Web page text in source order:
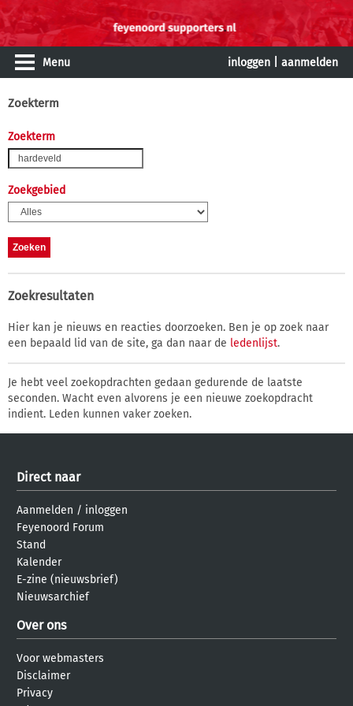
Menu inloggen aanmelden
Zoekterm
Zoekterm
Zoekgebied
Zoekresultaten
Hier kan je nieuws en reacties doorzoeken. Ben je op zoek naar
een bepaald lid van de site, ga dan naar de ledenlijst.
Je hebt veel zoekopdrachten gedaan gedurende de laatste
seconden. Wacht even alvorens je een nieuwe zoekopdracht
indient. Leden kunnen vaker zoeken.
Direct naar
Aanmelden / inloggen
Feyenoord Forum
Stand
Kalender
E-zine (nieuwsbrief)
Nieuwsarchief
Over ons
Voor webmasters
Disclaimer
Privacy